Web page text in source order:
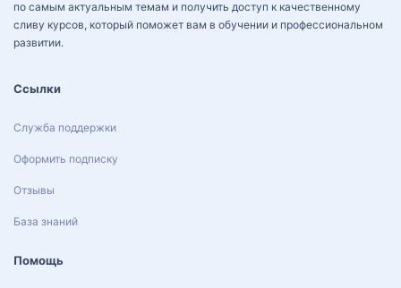
по самым актуальным темам и получить доступ к качественному
сливу курсов, который поможет вам в обучении и профессиональном
развитии.
Ссылки
Служба поддержки
Оформить подписку
Отзывы
База знаний
Помощь